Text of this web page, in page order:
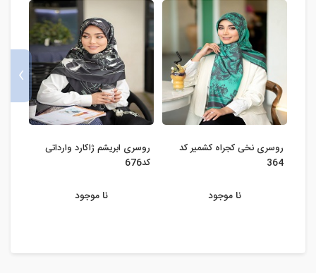
روسری نخی کجراه کشمیر کد
364
نا موجود
روسری ابریشم ژاکارد وارداتی
کد676
نا موجود
›